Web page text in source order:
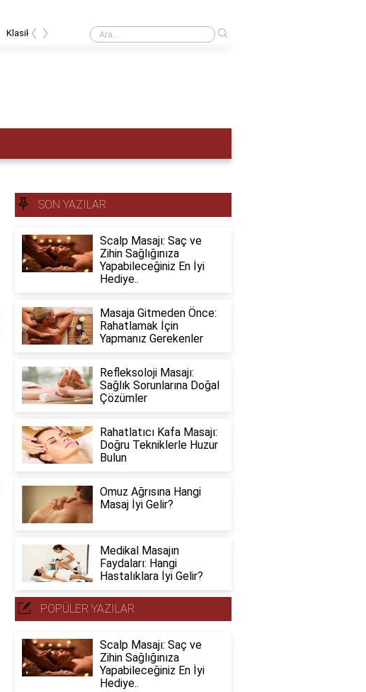
Adet hemen nasıl sökülür?
‹ ›
SON YAZILAR
Scalp Masajı: Saç ve
Zihin Sağlığınıza
Yapabileceğiniz En İyi
Hediye..
Masaja Gitmeden Önce:
Rahatlamak İçin
Yapmanız Gerekenler
Refleksoloji Masajı:
Sağlık Sorunlarına Doğal
Çözümler
Rahatlatıcı Kafa Masajı:
Doğru Tekniklerle Huzur
Bulun
Omuz Ağrısına Hangi
Masaj İyi Gelir?
Medikal Masajın
Faydaları: Hangi
Hastalıklara İyi Gelir?
POPÜLER YAZILAR
Scalp Masajı: Saç ve
Zihin Sağlığınıza
Yapabileceğiniz En İyi
Hediye..